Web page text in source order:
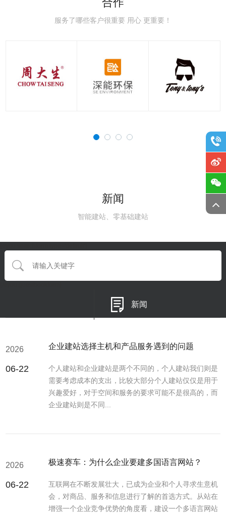
服务了哪些客户很重要 用心 更重要！
新闻
智能建站、零基础建站
新闻
2026
06-22
企业建站选择主机和产品服务遇到的问题
个人建站和企业建站是两个不同的，个人建站我们则是
需要考虑成本的支出，比较大部分个人建站仅仅是用于
兴趣爱好，对于空间和服务的要求可能不是很高的，而
企业建站则是不同...
2026
06-22
极速赛车：为什么企业要建多国语言网站？
互联网在不断发展壮大，已成为企业和个人寻求生意机
会，对商品、服务和信息进行了解的首选方式。从站在
增强一个企业竞争优势的角度看，建设一个多语言网站